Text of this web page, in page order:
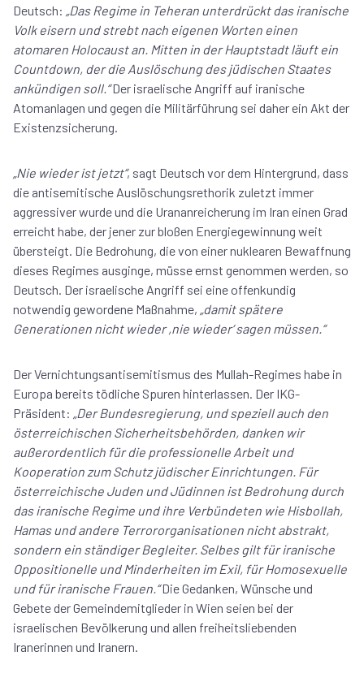
Deutsch: „Das Regime in Teheran unterdrückt das iranische
Volk eisern und strebt nach eigenen Worten einen
atomaren Holocaust an. Mitten in der Hauptstadt läuft ein
Countdown, der die Auslöschung des jüdischen Staates
ankündigen soll.“Der israelische Angriff auf iranische
Atomanlagen und gegen die Militärführung sei daher ein Akt der
Existenzsicherung.
„Nie wieder ist jetzt“, sagt Deutsch vor dem Hintergrund, dass
die antisemitische Auslöschungsrethorik zuletzt immer
aggressiver wurde und die Urananreicherung im Iran einen Grad
erreicht habe, der jener zur bloßen Energiegewinnung weit
übersteigt. Die Bedrohung, die von einer nuklearen Bewaffnung
dieses Regimes ausginge, müsse ernst genommen werden, so
Deutsch. Der israelische Angriff sei eine offenkundig
notwendig gewordene Maßnahme, „damit spätere
Generationen nicht wieder ,nie wieder‘ sagen müssen.“
Der Vernichtungsantisemitismus des Mullah-Regimes habe in
Europa bereits tödliche Spuren hinterlassen. Der IKG-
Präsident: „Der Bundesregierung, und speziell auch den
österreichischen Sicherheitsbehörden, danken wir
außerordentlich für die professionelle Arbeit und
Kooperation zum Schutz jüdischer Einrichtungen. Für
österreichische Juden und Jüdinnen ist Bedrohung durch
das iranische Regime und ihre Verbündeten wie Hisbollah,
Hamas und andere Terrororganisationen nicht abstrakt,
sondern ein ständiger Begleiter. Selbes gilt für iranische
Oppositionelle und Minderheiten im Exil, für Homosexuelle
und für iranische Frauen.“Die Gedanken, Wünsche und
Gebete der Gemeindemitglieder in Wien seien bei der
israelischen Bevölkerung und allen freiheitsliebenden
Iranerinnen und Iranern.